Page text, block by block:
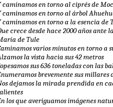
caminamos en torno al ciprés de
caminamos en torno al árbol
caminamos en torno a la esencia de
crece desde hace 2000 años ante
de Tule
varios minutos en torno a
la vista hacia sus 42 metros
sus 636 toneladas con las
brevemente sus millares
dejamos la mirada prendida en
los que averiguamos imágenes